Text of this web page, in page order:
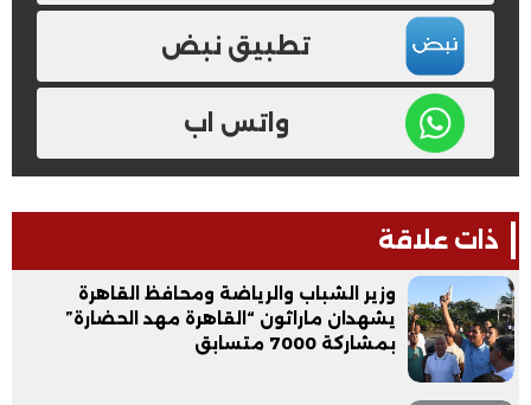
تطبيق نبض
واتس اب
ذات علاقة
وزير الشباب والرياضة ومحافظ القاهرة
يشهدان ماراثون “القاهرة مهد الحضارة”
بمشاركة 7000 متسابق